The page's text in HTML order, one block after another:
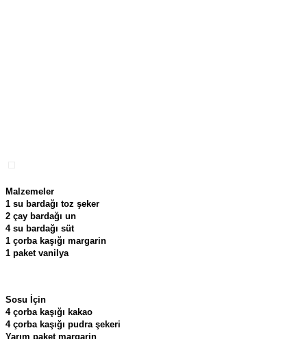
Malzemeler
1 su bardağı toz şeker
2 çay bardağı un
4 su bardağı süt
1 çorba kaşığı margarin
1 paket vanilya
Sosu İçin
4 çorba kaşığı kakao
4 çorba kaşığı pudra şekeri
Yarım paket margarin